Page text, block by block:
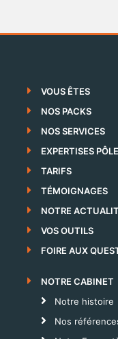
VOUS ÊTES
NOS PACKS
NOS SERVICES
EXPERTISES
TARIFS
TÉMOIGNAGES
NOTRE
VOS OUTILS
FOIRE AUX
NOTRE CABINET
Notre histoire
Nos